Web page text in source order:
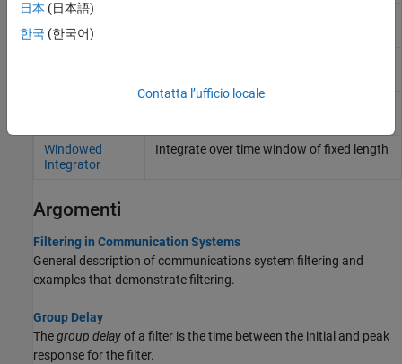
Integrate and
Dump
Windowed
Integrator
Integrate over time window of fixed length
Argomenti
Filtering in Communication Systems
General description of communications system filtering and
examples that demonstrate filtering.
Group Delay
Thegroup delayof a filter is the time between the initial and peak
response for the filter.
日本 (日本語)
한국 (한국어)
Contatta l’ufficio locale